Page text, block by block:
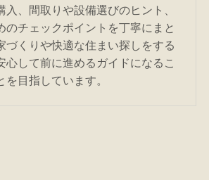
入、間取りや設備選びのヒント、
のチェックポイントを丁寧にまと
づくりや快適な住まい探しをする
心して前に進めるガイドになるこ
を目指しています。